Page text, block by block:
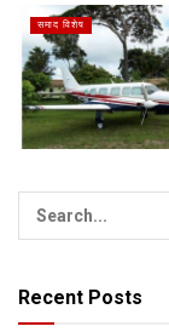
समाद विशेष
Recent Posts